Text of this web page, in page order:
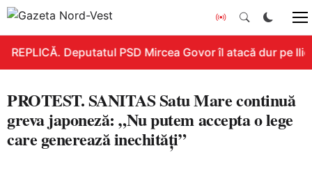
REPLICĂ. Deputatul PSD Mircea Govor îl atacă dur pe
PROTEST. SANITAS Satu Mare continuă
greva japoneză: „Nu putem accepta o lege
care generează inechități”